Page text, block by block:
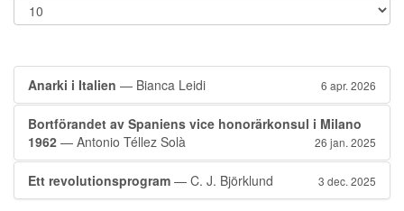
Anarki i Italien — Bianca Leidi 6 apr. 2026
Bortförandet av Spaniens vice honorärkonsul i Milano
1962 — Antonio Téllez Solà 26 jan. 2025
Ett revolutionsprogram — C. J. Björklund 3 dec. 2025